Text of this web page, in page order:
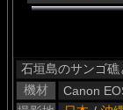
石垣島のサンゴ礁
機材
Canon